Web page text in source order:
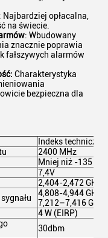
: Najbardziej opłacalna,
na świecie.
: Wbudowany
znacznie poprawia
fałszywych alarmów
Charakterystyka
bezpieczna dla
Indeks techniczny
2400 MHz
Mniej niż -135
7,4V
2,404-2,472 GHz
4,808-4,944 GHz
7,212–7,416 GHz
4 W (EIRP)
30dbm